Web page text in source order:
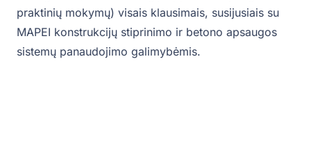
praktinių mokymų) visais klausimais, susijusiais su
MAPEI konstrukcijų stiprinimo ir betono apsaugos
sistemų panaudojimo galimybėmis. ‎‎